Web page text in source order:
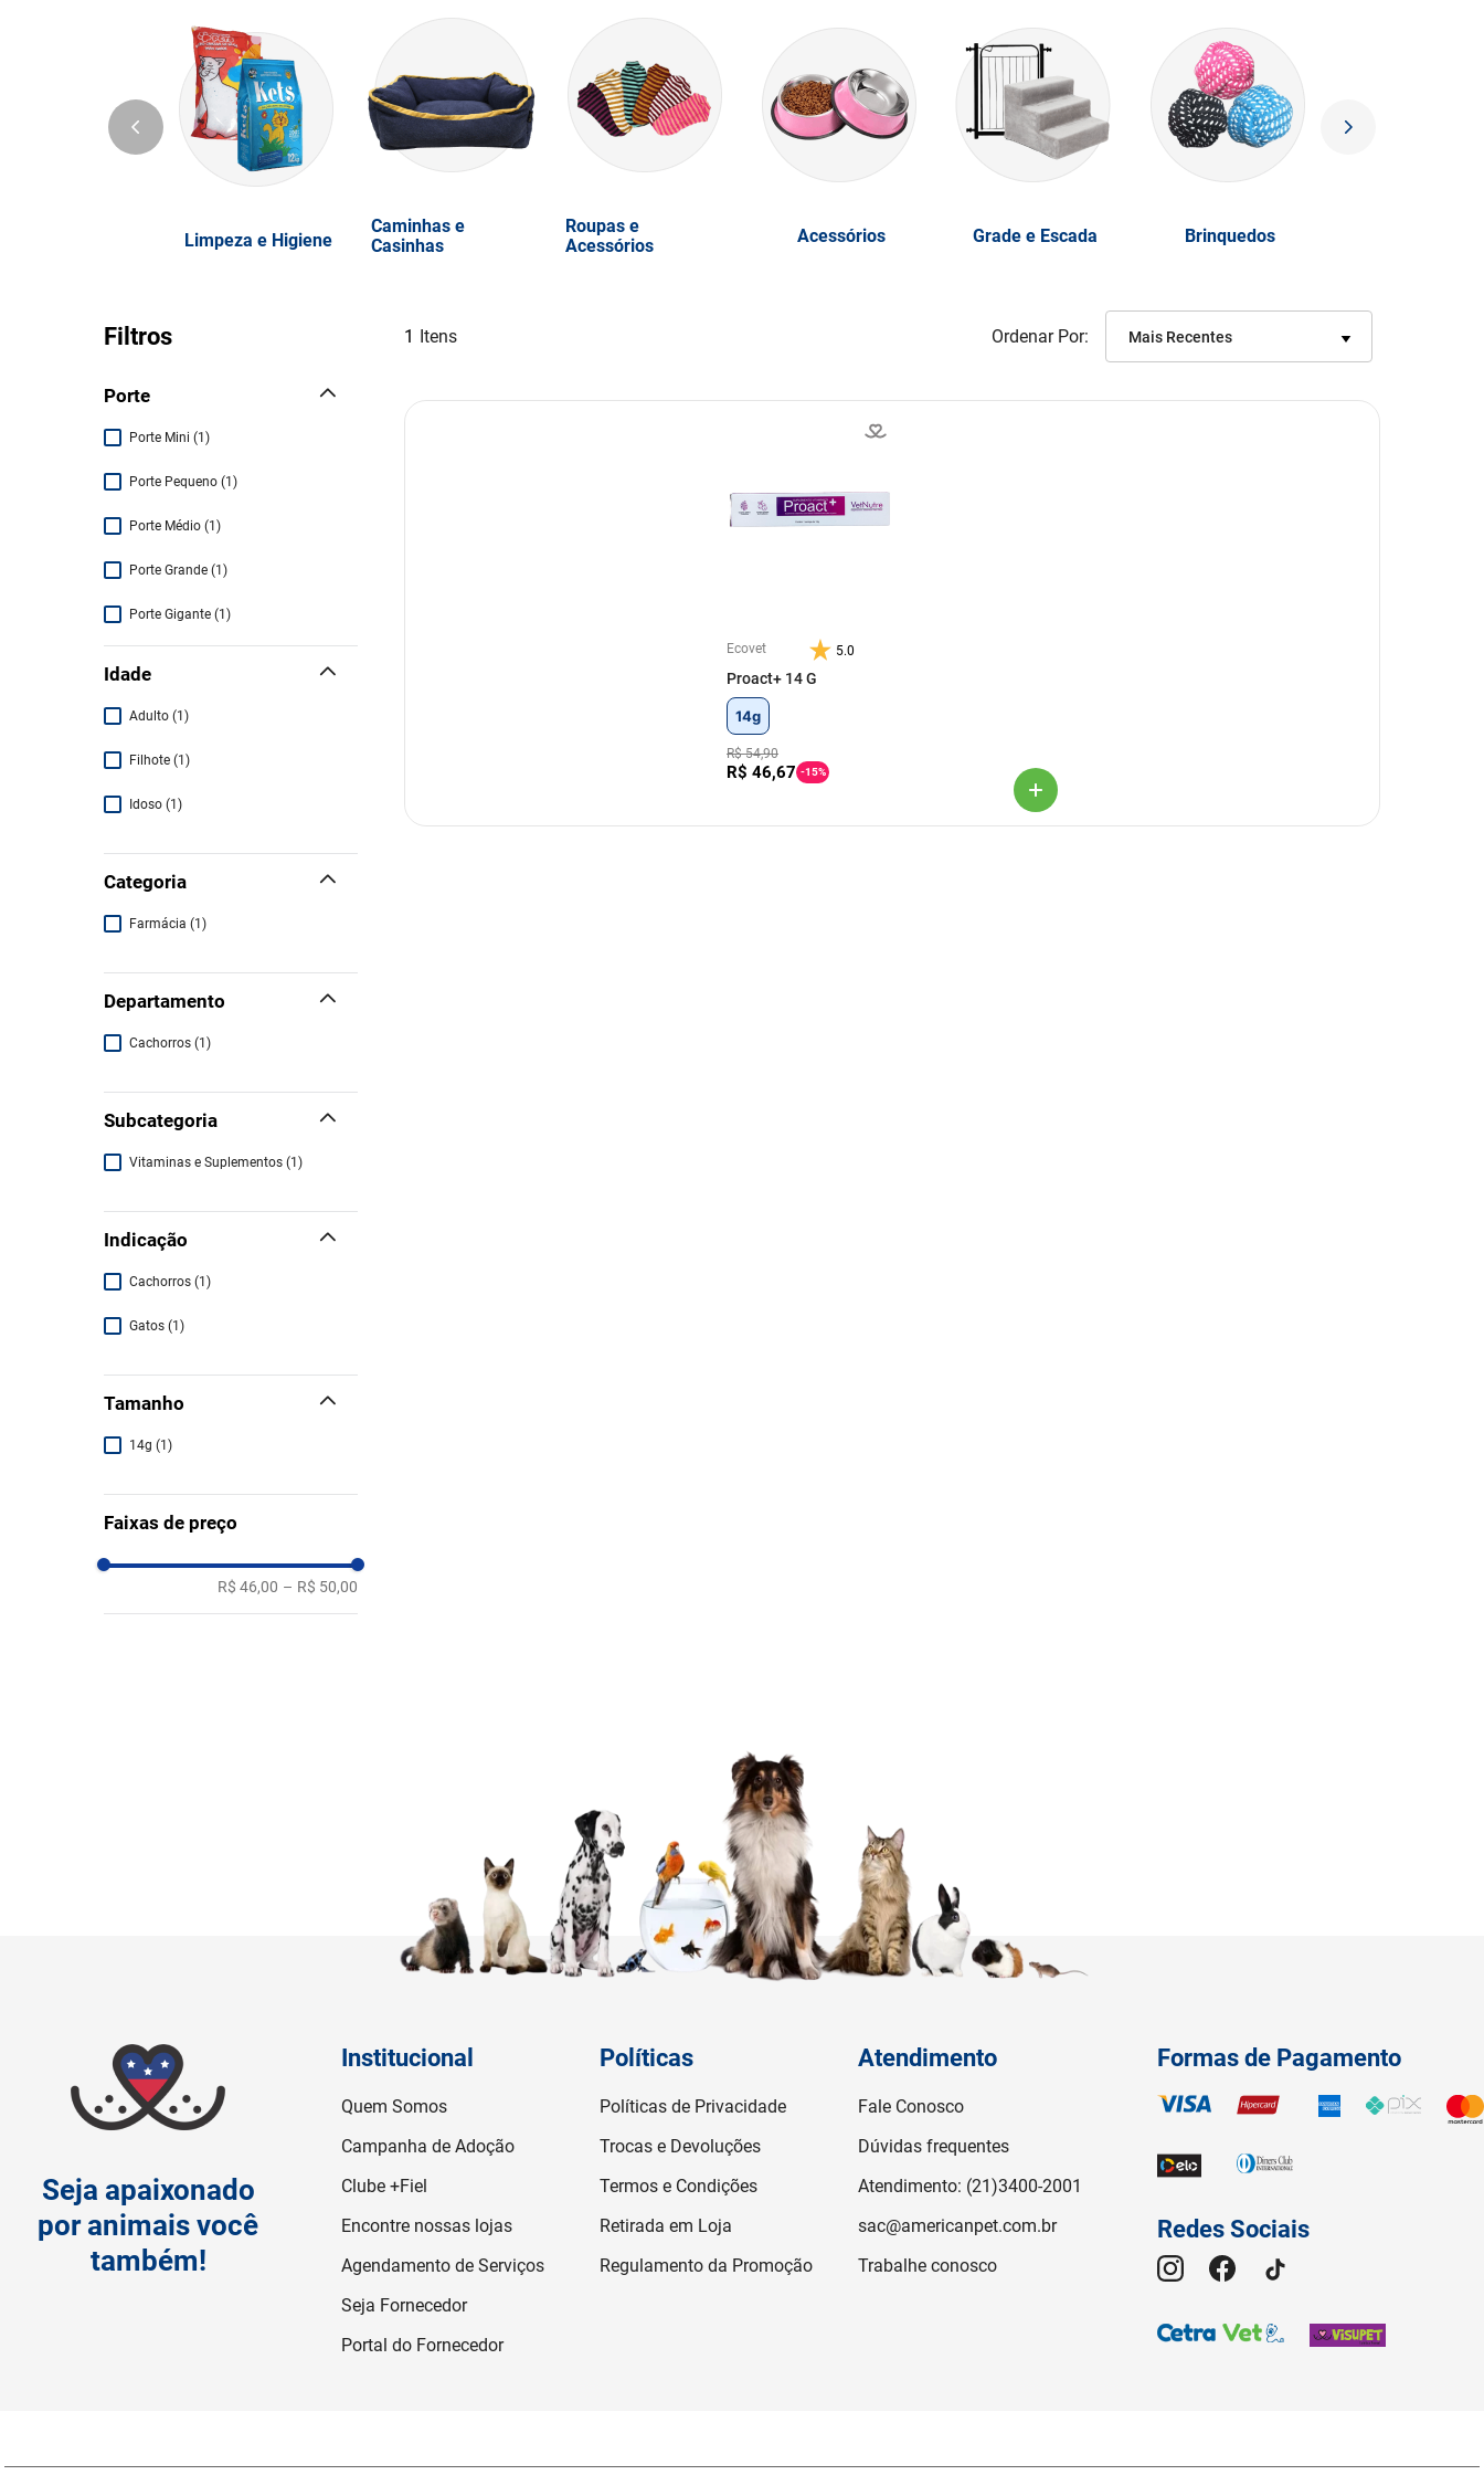
Limpeza e Higiene
Caminhas e
Casinhas
Roupas e
Acessórios
Acessórios Grade e Escada Brinquedos
Filtros
Porte
Porte Mini (1)
Porte Pequeno (1)
Porte Médio (1)
Porte Grande (1)
Porte Gigante (1)
Idade
Adulto (1)
Filhote (1)
Idoso (1)
Categoria
Farmácia (1)
Departamento
Cachorros (1)
Subcategoria
Vitaminas e Suplementos (1)
Indicação
Cachorros (1)
Gatos (1)
Tamanho
14g (1)
Faixas de preço
R$ 46,00 – R$ 50,00
1 Ordenar Por Mais Recentes
Ecovet 5.0
Proact+ 14 G
14g
R$ 54,90
R$ 46,67 -15%
Seja apaixonado
por animais você
também!
Institucional
Quem Somos
Campanha de Adoção
Clube +Fiel
Encontre nossas lojas
Agendamento de Serviços
Seja Fornecedor
Portal do Fornecedor
Políticas
Políticas de Privacidade
Trocas e Devoluções
Termos e Condições
Retirada em Loja
Regulamento da Promoção
Atendimento
Fale Conosco
Dúvidas frequentes
Atendimento: (21)3400-2001
sac@americanpet.com.br
Trabalhe conosco
Formas de Pagamento
Redes Sociais